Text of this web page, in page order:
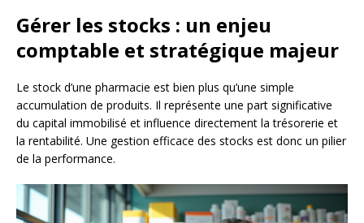
Gérer les stocks : un enjeu
comptable et stratégique majeur
Le stock d’une pharmacie est bien plus qu’une simple
accumulation de produits. Il représente une part significative
du capital immobilisé et influence directement la trésorerie et
la rentabilité. Une gestion efficace des stocks est donc un pilier
de la performance.